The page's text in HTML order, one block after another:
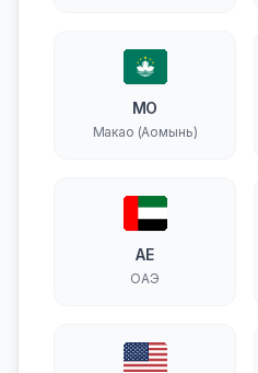
MO
Макао (Аомынь)
AE
ОАЭ